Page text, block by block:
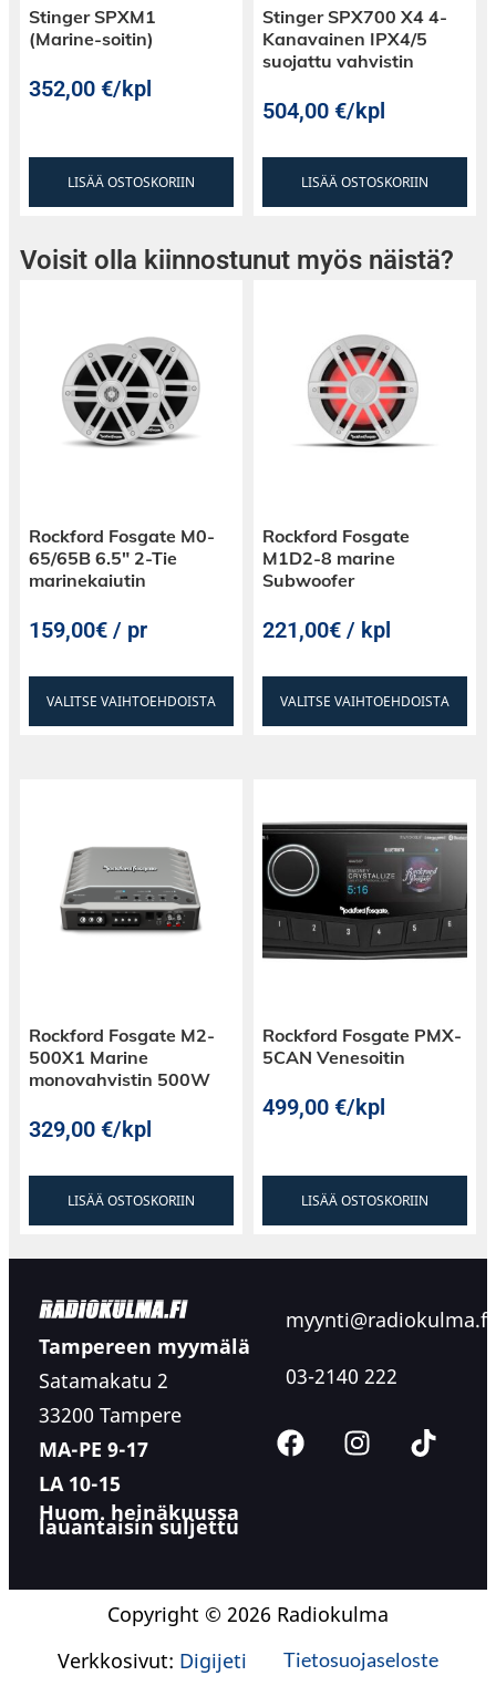
Stinger SPXM1
(Marine-soitin)
352,00€/kpl
LISÄÄ OSTOSKORIIN
Stinger SPX700 X4 4-
Kanavainen IPX4/5
suojattu vahvistin
504,00€/kpl
LISÄÄ OSTOSKORIIN
Voisit olla kiinnostunut myös näistä?
Rockford Fosgate M0-
65/65B 6.5″ 2-Tie
marinekaiutin
159,00€ / pr
VALITSE VAIHTOEHDOISTA
Rockford Fosgate
M1D2-8 marine
Subwoofer
221,00€ / kpl
VALITSE VAIHTOEHDOISTA
Rockford Fosgate M2-
500X1 Marine
monovahvistin 500W
329,00€/kpl
LISÄÄ OSTOSKORIIN
Rockford Fosgate PMX-
5CAN Venesoitin
499,00€/kpl
LISÄÄ OSTOSKORIIN
Tampereen myymälä
Satamakatu 2
33200 Tampere
MA-PE 9-17
LA 10-15
Huom. heinäkuussa
lauantaisin suljettu
myynti@radiokulma.fi
03-2140 222
Copyright © 2026 Radiokulma
Verkkosivut: Digijeti Tietosuojaseloste